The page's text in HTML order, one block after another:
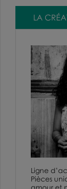
LA
Ligne
Pièces
amour et